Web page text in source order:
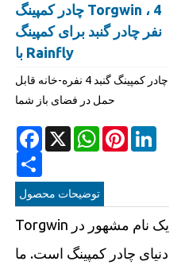
چادر کمپینگ Torgwin ، 4
نفر چادر گنبد برای کمپینگ
با Rainfly
چادر کمپینگ گنبد 4 نفره-خانه قابل
حمل در فضای باز شما
Facebook
X WhatsAppPinterest
توضیحات محصول
Torgwin یک نام مشهور در
دنیای چادر کمپینگ است. ما